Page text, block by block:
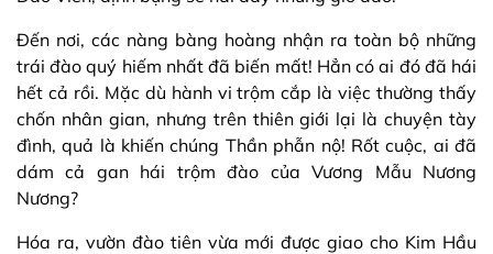
Đến nơi, các nàng bàng hoàng nhận ra toàn bộ những
trái đào quý hiếm nhất đã biến mất! Hẳn có ai đó đã hái
hết cả rồi. Mặc dù hành vi trộm cắp là việc thường thấy
chốn nhân gian, nhưng trên thiên giới lại là chuyện tày
đình, quả là khiến chúng Thần phẫn nộ! Rốt cuộc, ai đã
dám cả gan hái trộm đào của Vương Mẫu Nương
Nương?
Hóa ra, vườn đào tiên vừa mới được giao cho Kim Hầu